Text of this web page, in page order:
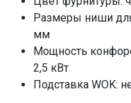
Размеры ниши
мм
Мощность
2,5 кВт
Подставка WOK: